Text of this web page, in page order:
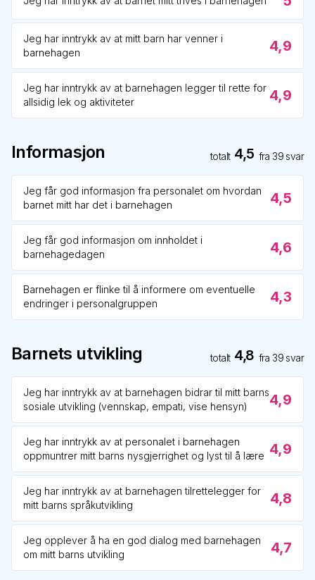
Jeg har inntrykk av at mitt barn har venner i
barnehagen
4,9
Jeg har inntrykk av at barnehagen legger til rette for
allsidig lek og aktiviteter
4,9
Informasjon totalt 4,5 fra 39 svar
Jeg får god informasjon fra personalet om hvordan
barnet mitt har det i barnehagen
4,5
Jeg får god informasjon om innholdet i
barnehagedagen
4,6
Barnehagen er flinke til å informere om eventuelle
endringer i personalgruppen
4,3
Barnets utvikling totalt 4,8 fra 39 svar
Jeg har inntrykk av at barnehagen bidrar til mitt barns
sosiale utvikling (vennskap, empati, vise hensyn)
4,9
Jeg har inntrykk av at personalet i barnehagen
oppmuntrer mitt barns nysgjerrighet og lyst til å lære 4,9
Jeg har inntrykk av at barnehagen tilrettelegger for
mitt barns språkutvikling
4,8
Jeg opplever å ha en god dialog med barnehagen
om mitt barns utvikling
4,7